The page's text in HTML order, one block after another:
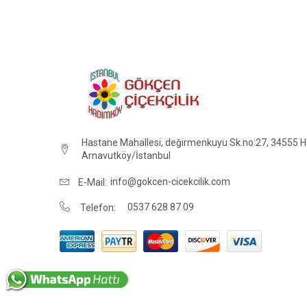
Hastane Mahallesi, değirmenkuyu Sk.no:27, 34555
Arnavutköy/İstanbul
E-Mail: info@gokcen-cicekcilik.com
Telefon: 0537 628 87 09